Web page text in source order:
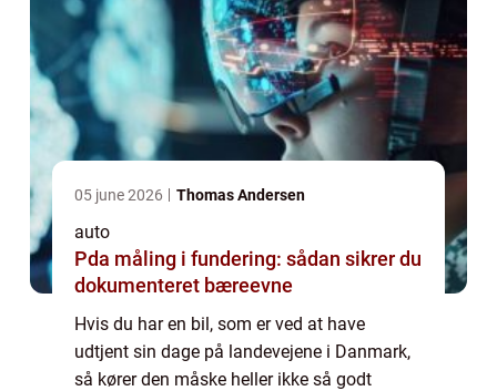
05 june 2026 Thomas Andersen
auto
Pda måling i fundering: sådan sikrer du
dokumenteret bæreevne
Hvis du har en bil, som er ved at have
udtjent sin dage på landevejene i Danmark,
så kører den måske heller ikke så godt